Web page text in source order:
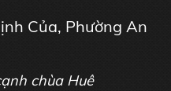
Của, Phường An
chùa Huê